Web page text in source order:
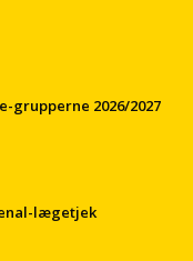
grupperne 2026/2027
lægetjek